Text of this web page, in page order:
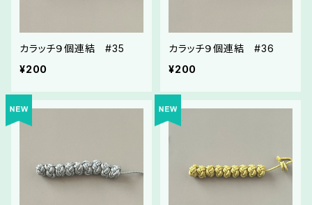
カラッチ９個連結 #35
¥200
カラッチ９個連結 #36
¥200